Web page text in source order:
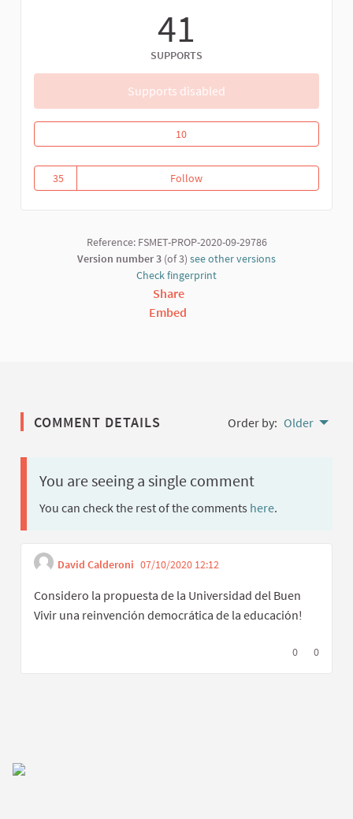
41
SUPPORTS
Supports disabled
Universidad del Buen Vivir
10
35
35 followers
FollowUniversidad del Buen Vivir
Reference: FSMET-PROP-2020-09-29786
Version number 3 (of 3) see other versions
Check fingerprint
Share
Embed
COMMENT DETAILS Order by: Older
You are seeing a single comment
You can check the rest of the comments here.
David Calderoni 07/10/2020 12:12
Considero la propuesta de la Universidad del Buen
Vivir una reinvención democrática de la educación!
I agree with
0 I0